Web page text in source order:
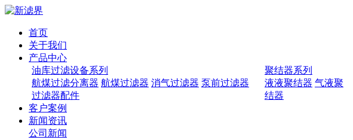
首页
关于我们
产品中心
油库过滤设备系列
航煤过滤分离器 航煤过滤器 消气过滤器 泵前过滤器
过滤器配件
聚结器系列
液液聚结器 气液聚
结器
客户案例
新闻资讯
公司新闻